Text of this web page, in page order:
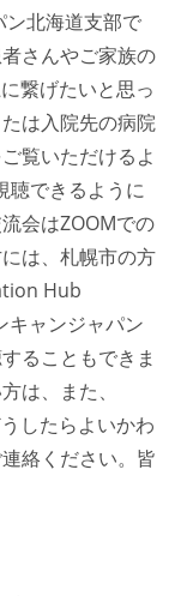
北海道支部で
さんやご家族の
繋げたいと思っ
は入院先の病院
覧いただけるよ
聴できるように
会はZOOMでの
は、札幌市の方
Hub
キャンジャパン
ることもできま
は、また、
したらよいかわ
絡ください。皆